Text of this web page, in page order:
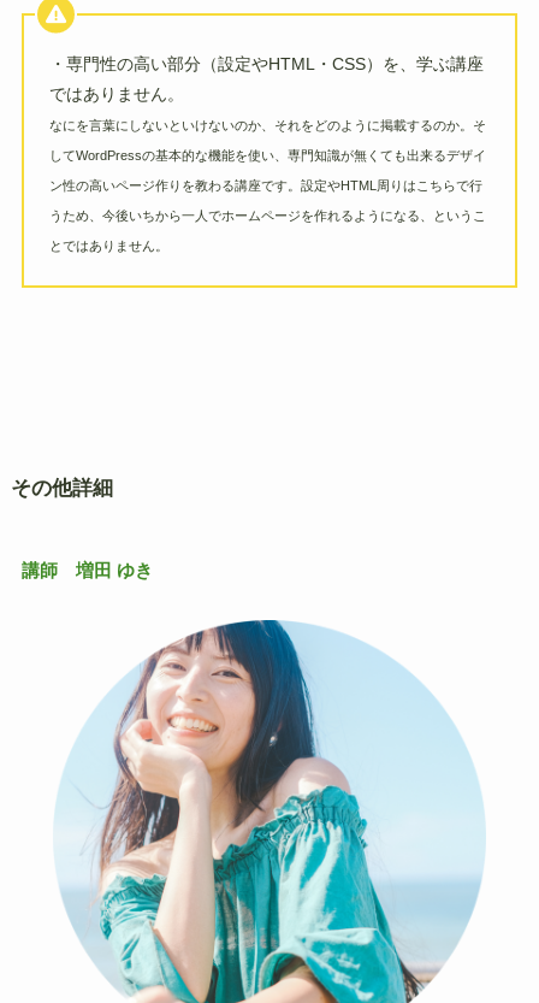
・専門性の高い部分（設定やHTML・CSS）を、学ぶ講座
ではありません。
なにを言葉にしないといけないのか、それをどのように掲載するのか。そ
してWordPressの基本的な機能を使い、専門知識が無くても出来るデザイ
ン性の高いページ作りを教わる講座です。設定やHTML周りはこちらで行
うため、今後いちから一人でホームページを作れるようになる、というこ
とではありません。
その他詳細
講師 増田 ゆき